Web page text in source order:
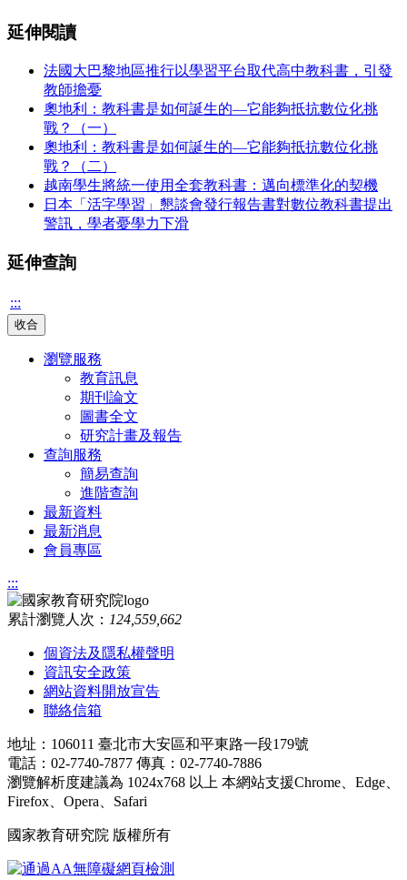
延伸閱讀
法國大巴黎地區推行以學習平台取代高中教科書，引發
教師擔憂
奧地利：教科書是如何誕生的—它能夠抵抗數位化挑
戰？（一）
奧地利：教科書是如何誕生的—它能夠抵抗數位化挑
戰？（二）
越南學生將統一使用全套教科書：邁向標準化的契機
日本「活字學習」懇談會發行報告書對數位教科書提出
警訊，學者憂學力下滑
延伸查詢
:::
收合
瀏覽服務
教育訊息
期刊論文
圖書全文
研究計畫及報告
查詢服務
簡易查詢
進階查詢
最新資料
最新消息
會員專區
:::
累計瀏覽人次： 124,559,662
個資法及隱私權聲明
資訊安全政策
網站資料開放宣告
聯絡信箱
地址：106011 臺北市大安區和平東路一段179號
電話：02-7740-7877 傳真：02-7740-7886
瀏覽解析度建議為 1024x768 以上 本網站支援Chrome、Edge、
Firefox、Opera、Safari
國家教育研究院 版權所有